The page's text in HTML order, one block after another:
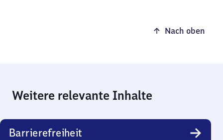
Nach oben
Weitere relevante Inhalte
Barrierefreiheit